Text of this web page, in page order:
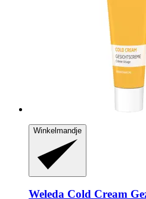
Winkelmandje
Weleda Cold Cream